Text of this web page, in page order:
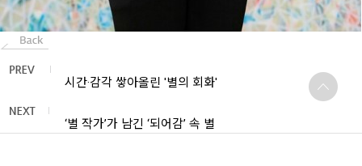
시간·감각 쌓아올린 '별의 회화'
‘별 작가’가 남긴 ‘되어감’ 속 별